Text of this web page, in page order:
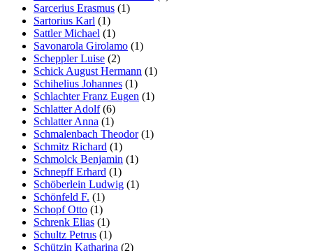
Sarcerius Erasmus (1)
Sartorius Karl (1)
Sattler Michael (1)
Savonarola Girolamo (1)
Scheppler Luise (2)
Schick August Hermann (1)
Schihelius Johannes (1)
Schlachter Franz Eugen (1)
Schlatter Adolf(6)
Schlatter Anna (1)
Schmalenbach Theodor(1)
Schmitz Richard (1)
Schmolck Benjamin (1)
Schnepff Erhard (1)
Schöberlein Ludwig (1)
Schönfeld F. (1)
Schopf Otto (1)
Schrenk Elias (1)
Schultz Petrus (1)
Schützin Katharina (2)